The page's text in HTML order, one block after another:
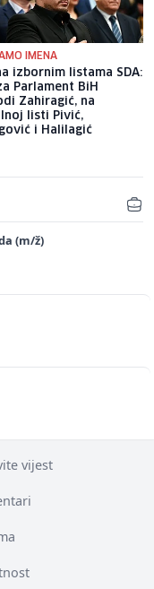
IMENA
izbornim listama SDA:
Parlament BiH
Zahiragić, na
listi Pivić,
i Halilagić
(m/ž)
vijest